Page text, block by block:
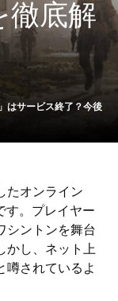
徹底解
はサービス終了？今後
たオンライン
す。プレイヤー
シントンを舞台
かし、ネット上
噂されているよ